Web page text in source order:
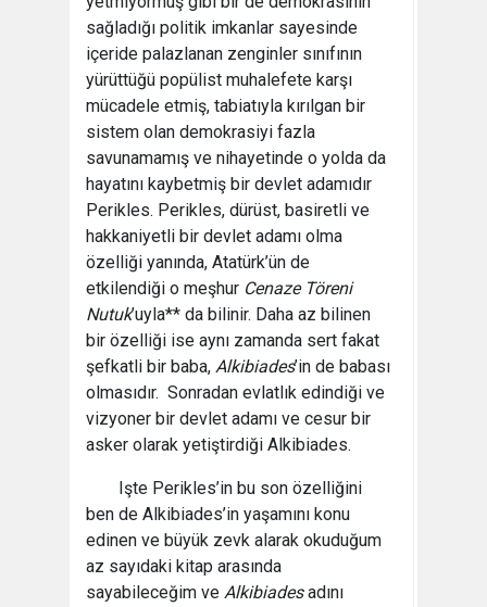
sağladığı politik imkanlar sayesinde
içeride palazlanan zenginler sınıfının
yürüttüğü popülist muhalefete karşı
mücadele etmiş, tabiatıyla kırılgan bir
sistem olan demokrasiyi fazla
savunamamış ve nihayetinde o yolda da
hayatını kaybetmiş bir devlet adamıdır
Perikles. Perikles, dürüst, basiretli ve
hakkaniyetli bir devlet adamı olma
özelliği yanında, Atatürk’ün de
etkilendiği o meşhur Cenaze Töreni
Nutuk’uyla** da bilinir. Daha az bilinen
bir özelliği ise aynı zamanda sert fakat
şefkatli bir baba, Alkibiades’in de babası
olmasıdır. Sonradan evlatlık edindiği ve
vizyoner bir devlet adamı ve cesur bir
asker olarak yetiştirdiği Alkibiades.
Işte Perikles’in bu son özelliğini
ben de Alkibiades’in yaşamını konu
edinen ve büyük zevk alarak okuduğum
az sayıdaki kitap arasında
sayabileceğim ve Alkibiadesadını